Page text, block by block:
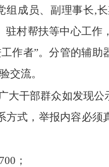
组成员、副理事长,
村帮扶等中心工
作者”。分管的辅
交流。
大干部群众如发现
式，举报内容必
；